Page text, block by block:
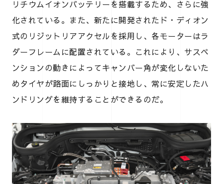
リチウムイオンバッテリーを搭載するため、さらに強
化されている。また、新たに開発されたド・ディオン
式のリジットリアアクセルを採用し、各モーターはラ
ダーフレームに配置されている。これにより、サスペ
ンションの動きによってキャンバー角が変化しないた
めタイヤが路面にしっかりと接地し、常に安定したハ
ンドリングを維持することができるのだ。